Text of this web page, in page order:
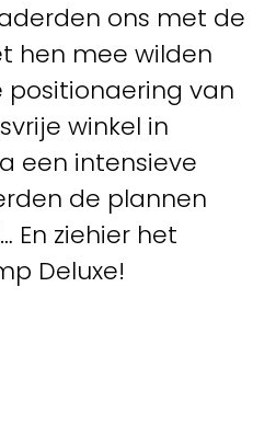
ons met de
hen mee wilden
positionaering van
winkel in
een intensieve
de plannen
En ziehier het
Deluxe!